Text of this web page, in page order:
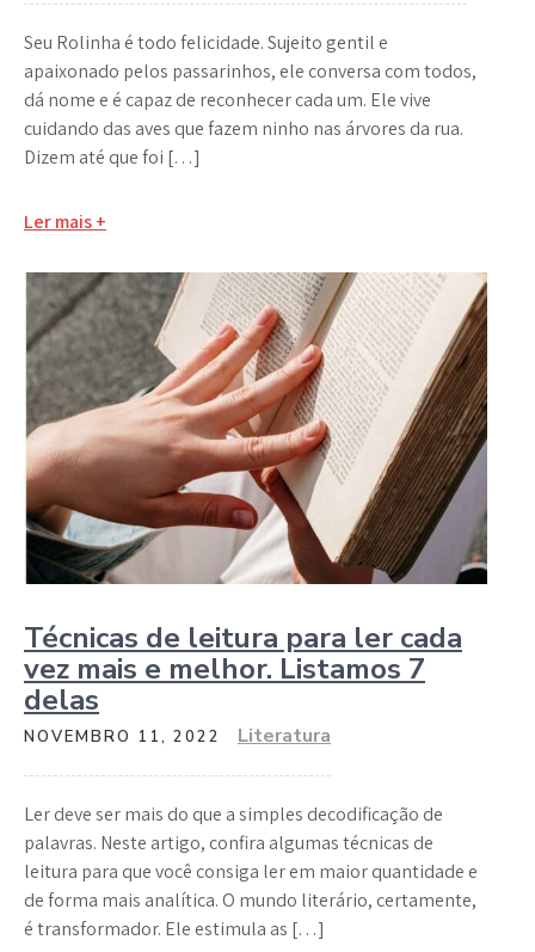
Seu Rolinha é todo felicidade. Sujeito gentil e
apaixonado pelos passarinhos, ele conversa com todos,
dá nome e é capaz de reconhecer cada um. Ele vive
cuidando das aves que fazem ninho nas árvores da rua.
Dizem até que foi […]
Ler mais +
Técnicas de leitura para ler cada
vez mais e melhor. Listamos 7
delas
NOVEMBRO 11, 2022 Literatura
Ler deve ser mais do que a simples decodificação de
palavras. Neste artigo, confira algumas técnicas de
leitura para que você consiga ler em maior quantidade e
de forma mais analítica. O mundo literário, certamente,
é transformador. Ele estimula as […]